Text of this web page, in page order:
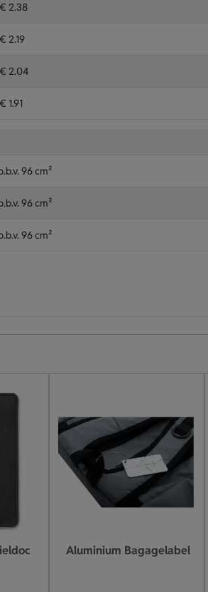
€ 2.38
€ 2.19
€ 2.04
€ 1.91
96 cm²
96 cm²
96 cm²
Aluminium Bagagelabel